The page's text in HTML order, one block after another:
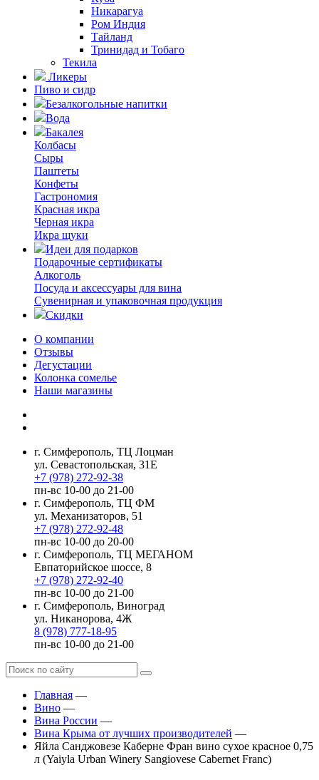
Никарагуа
Ром Индия
Тайланд
Тринидад и Тобаго
Текила
Ликеры
Пиво и сидр
Безалкогольные напитки
Вода
Бакалея
Колбасы
Сыры
Паштеты
Конфеты
Гастрономия
Красная икра
Черная икра
Икра щуки
Идеи для подарков
Подарочные сертификаты
Алкоголь
Посуда и аксессуары для вина
Сувенирная и упаковочная продукция
Скидки
О компании
Отзывы
Дегустации
Колонка сомелье
Наши магазины
г. Симферополь, ТЦ Лоцман
ул. Севастопольская, 31Е
+7 (978) 272-92-38
пн-вс 10-00 до 21-00
г. Симферополь, ТЦ ФМ
ул. Механизаторов, 51
+7 (978) 272-92-48
пн-вс 10-00 до 20-00
г. Симферополь, ТЦ МЕГАНОМ
Евпаторийское шоссе, 8
+7 (978) 272-92-40
пн-вс 10-00 до 21-00
г. Симферополь, Виноград
ул. Никанорова, 4Ж
8 (978) 777-18-95
пн-вс 10-00 до 21-00
Главная —
Вино —
Вина России —
Вина Крыма от лучших производителей —
Яйла Санджовезе Каберне Фран вино сухое красное 0,75
л (Yaiyla Urban Winery Sangiovese Cabernet Franc)